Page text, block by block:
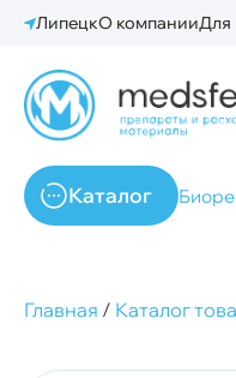
ЛипецкО компанииДля
Каталог
Главная / Каталог